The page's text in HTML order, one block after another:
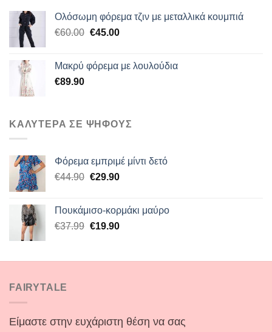
Ολόσωμη φόρεμα τζιν με μεταλλικά κουμπιά
€60.00 Original
€60.00.
€45.00Η
είναι:
Μακρύ φόρεμα με λουλούδια
€89.90
ΚΑΛΥΤΕΡΑ ΣΕ ΨΗΦΟΥΣ
Φόρεμα εμπριμέ μίντι δετό
€44.90 Original
€44.90.
€29.90Η
είναι:
€29.90.
Πουκάμισο-κορμάκι μαύρο
€37.99 Original
€37.99.
€19.90Η
είναι:
FAIRYTALE
Είμαστε στην ευχάριστη θέση να σας